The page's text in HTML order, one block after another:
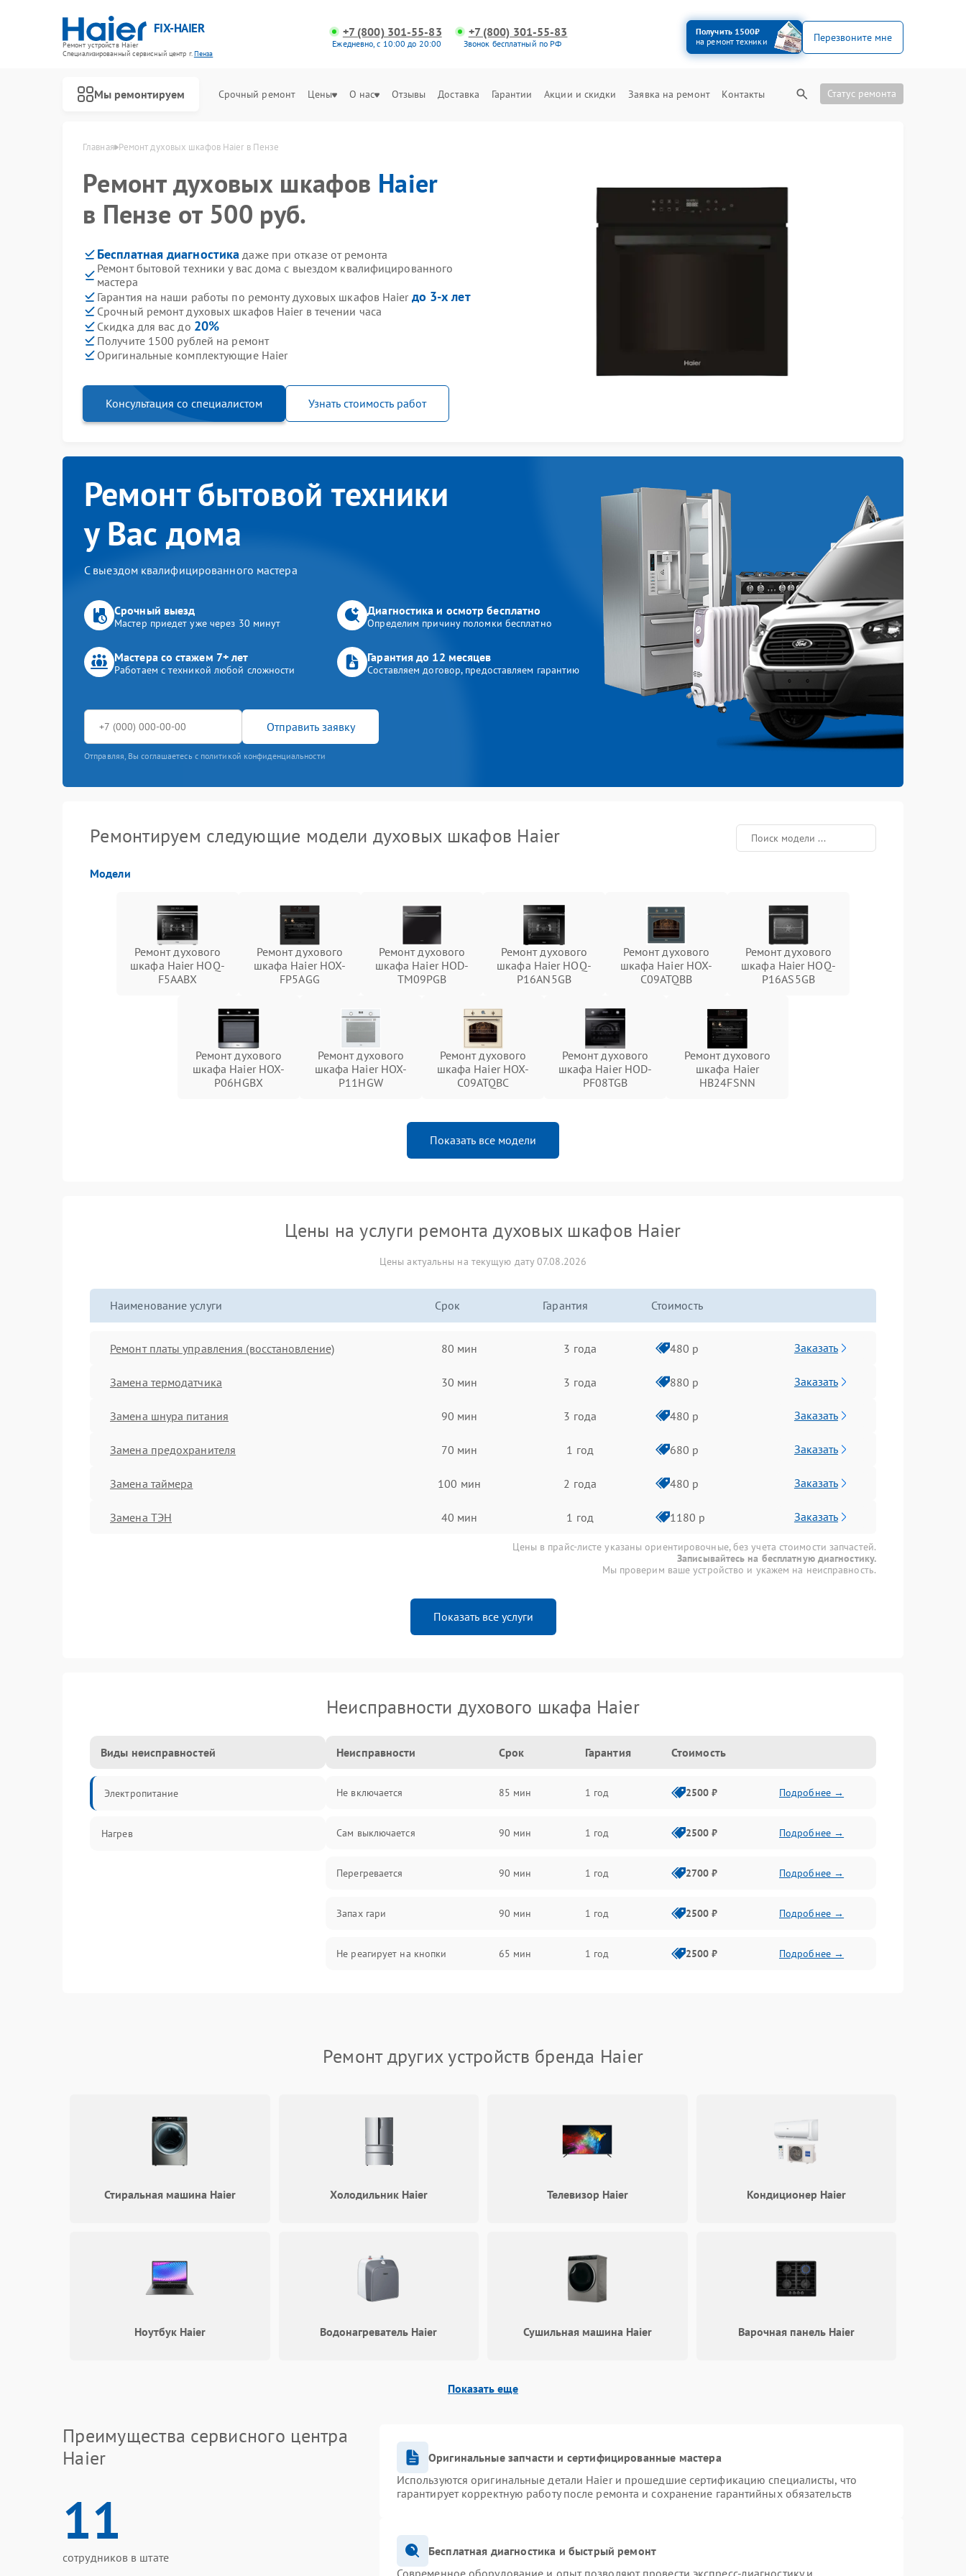
FIX-HAIER
Ремонт устройств Haier
Специализированный cервисный центр г.Пенза
+7 (800) 301-55-83
Ежедневно, с 10:00 до 20:00
+7 (800) 301-55-83
Звонок бесплатный по РФ
Получить 1500₽
на ремонт техники
Перезвоните мне
Мы ремонтируем Срочный ремонт Цены О нас Отзывы Доставка Гарантии Акции и скидки Заявка на ремонт Контакты Статус ремонта
Главная Ремонт духовых шкафов Haier в Пензе
Ремонт духовых шкафов Haier
в Пензе от 500 руб.
Бесплатная диагностика даже при отказе от ремонта
Ремонт бытовой техники у вас дома с выездом квалифицированного
мастера
Гарантия на наши работы по ремонту духовых шкафов Haier до 3-х лет
Срочный ремонт духовых шкафов Haier в течении часа
Скидка для вас до 20%
Получите 1500 рублей на ремонт
Оригинальные комплектующие Haier
Консультация со специалистом Узнать стоимость работ
Ремонт бытовой техники
у Вас дома
С выездом квалифицированного мастера
Срочный выезд
Мастер приедет уже через 30 минут
Диагностика и осмотр бесплатно
Определим причину поломки бесплатно
Мастера со стажем 7+ лет
Работаем с техникой любой сложности
Гарантия до 12 месяцев
Составляем договор, предоставляем гарантию
Отправить заявку
Отправляя, Вы соглашаетесь с политикой конфиденциальности
Ремонтируем следующие модели духовых шкафов Haier
Модели
Ремонт духового
шкафа Haier HOQ-
F5AABX
Ремонт духового
шкафа Haier HOX-
FP5AGG
Ремонт духового
шкафа Haier HOD-
TM09PGB
Ремонт духового
шкафа Haier HOQ-
P16AN5GB
Ремонт духового
шкафа Haier HOX-
C09ATQBB
Ремонт духового
шкафа Haier HOQ-
P16AS5GB
Ремонт духового
шкафа Haier HOX-
P06HGBX
Ремонт духового
шкафа Haier HOX-
P11HGW
Ремонт духового
шкафа Haier HOX-
C09ATQBC
Ремонт духового
шкафа Haier HOD-
PF08TGB
Ремонт духового
шкафа Haier
HB24FSNN
Показать все модели
Цены на услуги ремонта духовых шкафов Haier
Цены актуальны на текущую дату 07.08.2026
Наименование услуги Срок Гарантия Стоимость
Ремонт платы управления (восстановление) 80 мин 3 года 480 р Заказать
Замена термодатчика 30 мин 3 года 880 р Заказать
Замена шнура питания 90 мин 3 года 480 р Заказать
Замена предохранителя 70 мин 1 год 680 р Заказать
Замена таймера 100 мин 2 года 480 р Заказать
Замена ТЭН 40 мин 1 год 1180 р Заказать
Цены в прайс-листе указаны ориентировочные, без учета стоимости запчастей.
Записывайтесь на бесплатную диагностику.
Мы проверим ваше устройство и укажем на неисправность.
Показать все услуги
Неисправности духового шкафа Haier
Виды неисправностей
Электропитание
Нагрев
Неисправности Срок Гарантия Стоимость
Не включается 85 мин 1 год 2500 ₽ Подробнее →
Сам выключается 90 мин 1 год 2500 ₽ Подробнее →
Перегревается 90 мин 1 год 2700 ₽ Подробнее →
Запах гари 90 мин 1 год 2500 ₽ Подробнее →
Не реагирует на кнопки 65 мин 1 год 2500 ₽ Подробнее →
Ремонт других устройств бренда Haier
Стиральная машина Haier Холодильник Haier Телевизор Haier Кондиционер Haier
Ноутбук Haier Водонагреватель Haier Сушильная машина Haier Варочная панель Haier
Показать еще
Преимущества сервисного центра
Haier
11
сотрудников в штате
Оригинальные запчасти и сертифицированные мастера
Используются оригинальные детали Haier и прошедшие сертификацию специалисты, что
гарантирует корректную работу после ремонта и сохранение гарантийных обязательств
Бесплатная диагностика и быстрый ремонт
Современное оборудование и опыт позволяют провести экспресс-диагностику и